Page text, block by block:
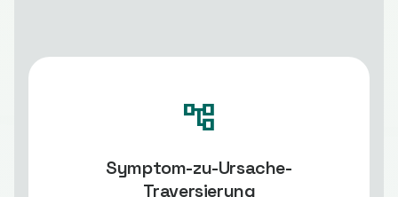
account_tree
Symptom-zu-Ursache-
Traversierung